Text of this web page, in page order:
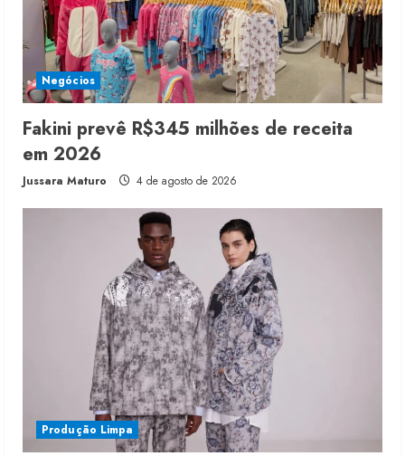
Negócios
Fakini prevê R$345 milhões de receita
em 2026
Jussara Maturo 4 de agosto de 2026
Produção Limpa